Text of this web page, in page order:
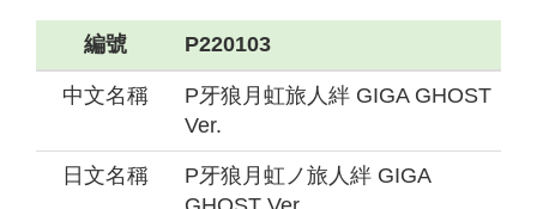
編號 P220103
中文名稱
P牙狼月虹旅人絆 GIGA GHOST
Ver.
日文名稱
P牙狼月虹ノ旅人絆 GIGA